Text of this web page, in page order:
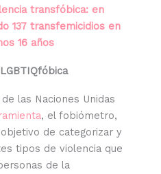
transfóbica: en
137 transfemicidios en
16 años
las Naciones Unidas
, el fobiómetro,
de categorizar y
tipos de violencia que
de la